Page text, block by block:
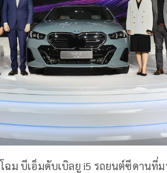
ฉม บีเอ็มดับเบิลยู i5 รถยนต์ซีดานที่